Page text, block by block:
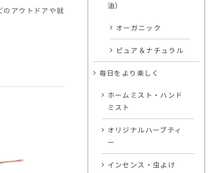
のアウトドアや就
油）
オーガニック
ピュア＆ナチュラル
毎日をより楽しく
ホームミスト・ハンド
ミスト
オリジナルハーブティ
ー
インセンス・虫よけ